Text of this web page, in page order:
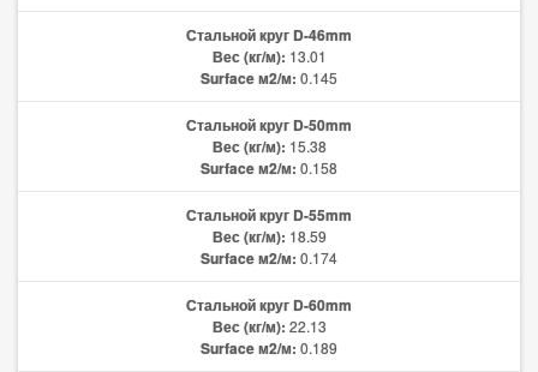
Стальной круг D-46mm
Вес (кг/м): 13.01
Surface м2/м: 0.145
Стальной круг D-50mm
Вес (кг/м): 15.38
Surface м2/м: 0.158
Стальной круг D-55mm
Вес (кг/м): 18.59
Surface м2/м: 0.174
Стальной круг D-60mm
Вес (кг/м): 22.13
Surface м2/м: 0.189